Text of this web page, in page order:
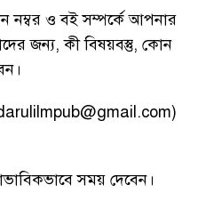
নম্বর ও বই সম্পর্কে আপনার
জন্য, কী বিষয়বস্তু, কোন
সময় দেবেন।